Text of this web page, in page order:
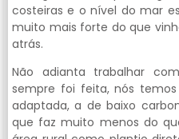
costeiras e o nível do mar
muito mais forte do que
atrás.
Não adianta trabalhar
sempre foi feita, nós
adaptada, a de baixo
que faz muito menos do